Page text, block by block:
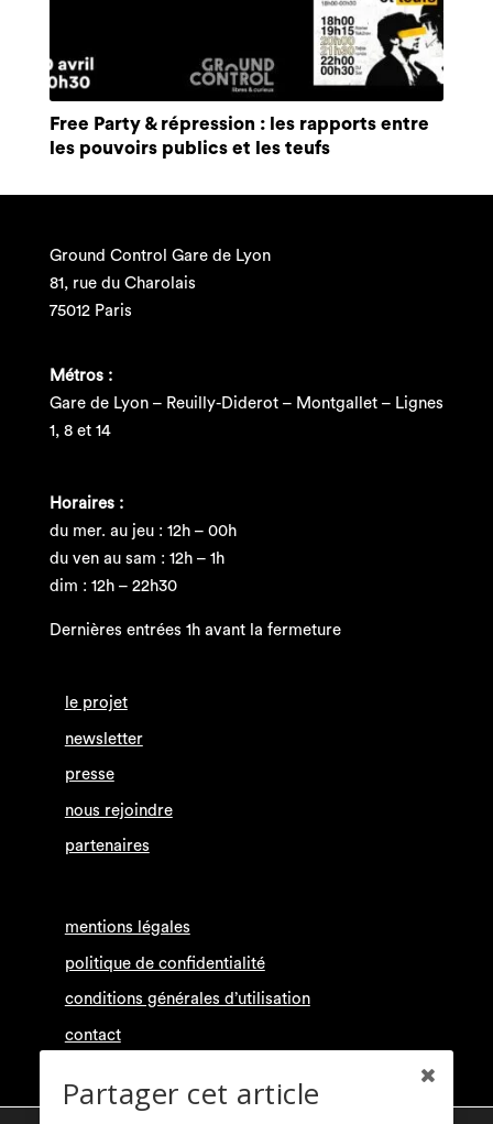
Free Party & répression : les rapports entre
les pouvoirs publics et les teufs
Ground Control Gare de Lyon
81, rue du Charolais
75012 Paris
Métros :
Gare de Lyon – Reuilly-Diderot – Montgallet – Lignes
1, 8 et 14
Horaires :
du mer. au jeu : 12h – 00h
du ven au sam : 12h – 1h
dim : 12h – 22h30
Dernières entrées 1h avant la fermeture
le projet
newsletter
presse
nous rejoindre
partenaires
mentions légales
politique de confidentialité
conditions générales d’utilisation
contact
Partager cet article